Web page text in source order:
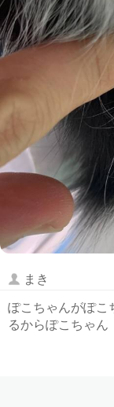
まき
ぽこちゃんがぽこ
るからぽこちゃん